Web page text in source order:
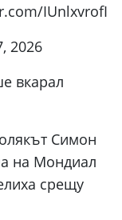
IUnlxvrofI
2026
вкарал
Симон
на Мондиал
срещу